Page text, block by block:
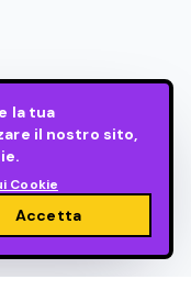
la tua
il nostro sito,
Cookie
Accetta